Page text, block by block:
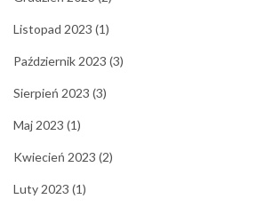
Listopad 2023 (1)
Październik 2023 (3)
Sierpień 2023 (3)
Maj 2023 (1)
Kwiecień 2023 (2)
Luty 2023 (1)